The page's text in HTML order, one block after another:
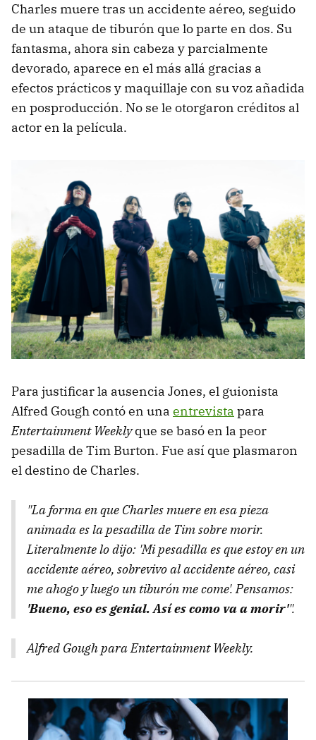
Charles muere tras un accidente aéreo, seguido
de un ataque de tiburón que lo parte en dos. Su
fantasma, ahora sin cabeza y parcialmente
devorado, aparece en el más allá gracias a
efectos prácticos y maquillaje con su voz añadida
en posproducción. No se le otorgaron créditos al
actor en la película.
Para justificar la ausencia Jones, el guionista
Alfred Gough contó en una entrevista para
Entertainment Weeklyque se basó en la peor
pesadilla de Tim Burton. Fue así que plasmaron
el destino de Charles.
"La forma en que Charles muere en esa pieza
animada es la pesadilla de Tim sobre morir.
Literalmente lo dijo: 'Mi pesadilla es que estoy en un
accidente aéreo, sobrevivo al accidente aéreo, casi
me ahogo y luego un tiburón me come'. Pensamos:
'Bueno, eso es genial. Así es como va a morir'".
Alfred Gough paraEntertainment Weekly.